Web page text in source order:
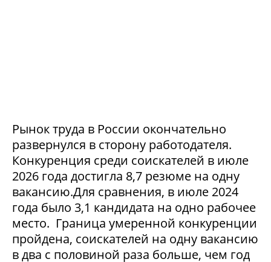
Рынок труда в России окончательно
развернулся в сторону работодателя.
Конкуренция среди соискателей в июле
2026 года достигла 8,7 резюме на одну
вакансию.Для сравнения, в июле 2024
года было 3,1 кандидата на одно рабочее
место. Граница умеренной конкуренции
пройдена, соискателей на одну вакансию
в два с половиной раза больше, чем год